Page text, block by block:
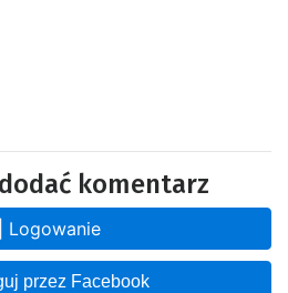
komentarz
przez Facebook